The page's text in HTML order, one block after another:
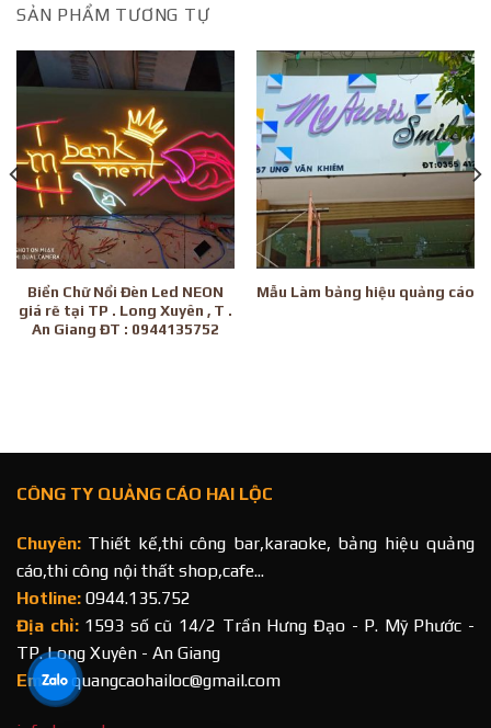
SẢN PHẨM TƯƠNG TỰ
Biển Chữ Nổi Đèn Led NEON
giá rẽ tại TP . Long Xuyên , T .
An Giang ĐT : 0944135752
Mẫu Làm bảng hiệu quảng cáo
CÔNG TY QUẢNG CÁO HAI LỘC
Chuyên: Thiết kế,thi công bar,karaoke, bảng hiệu quảng
cáo,thi công nội thất shop,cafe...
Hotline: 0944.135.752
Địa chỉ: 1593 số cũ 14/2 Trần Hưng Đạo - P. Mỹ Phước -
TP. Long Xuyên - An Giang
Email: quangcaohailoc@gmail.com